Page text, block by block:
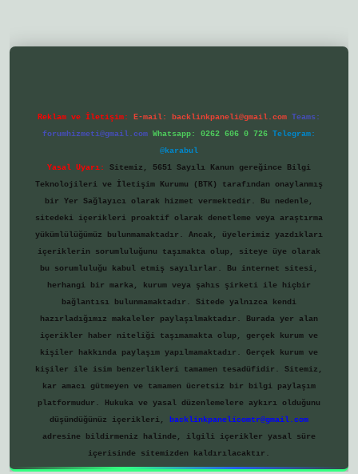
Reklam ve İletişim: E-mail: backlinkpaneli@gmail.com Teams:
forumhizmeti@gmail.com Whatsapp: 0262 606 0 726 Telegram:
@karabul
Yasal Uyarı:
Sitemiz, 5651 Sayılı Kanun gereğince Bilgi
Teknolojileri ve İletişim Kurumu (BTK) tarafından onaylanmış
bir Yer Sağlayıcı olarak hizmet vermektedir. Bu nedenle,
sitedeki içerikleri proaktif olarak denetleme veya araştırma
yükümlülüğümüz bulunmamaktadır. Ancak, üyelerimiz yazdıkları
içeriklerin sorumluluğunu taşımakta olup, siteye üye olarak
bu sorumluluğu kabul etmiş sayılırlar. Bu internet sitesi,
herhangi bir marka, kurum veya şahıs şirketi ile hiçbir
bağlantısı bulunmamaktadır. Sitede yalnızca kendi
hazırladığımız makaleler paylaşılmaktadır. Burada yer alan
içerikler haber niteliği taşımamakta olup, gerçek kurum ve
kişiler hakkında paylaşım yapılmamaktadır. Gerçek kurum ve
kişiler ile isim benzerlikleri tamamen tesadüfidir. Sitemiz,
kar amacı gütmeyen ve tamamen ücretsiz bir bilgi paylaşım
platformudur. Hukuka ve yasal düzenlemelere aykırı olduğunu
düşündüğünüz içerikleri,
backlinkpanelicomtr@gmail.com
adresine bildirmeniz halinde, ilgili içerikler yasal süre
içerisinde sitemizden kaldırılacaktır.